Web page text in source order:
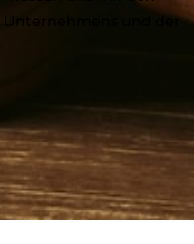
Unternehmens und der